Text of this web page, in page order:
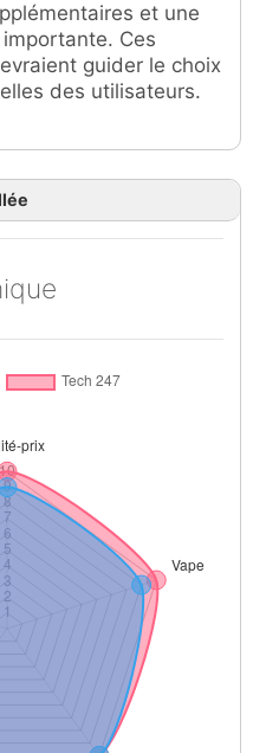
et une
Ces
guider le choix
des utilisateurs.